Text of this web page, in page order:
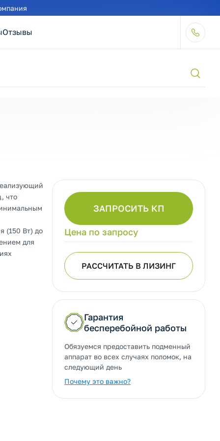
Отзывы
ЗАПРОСИТЬ КП
Цена по запросу
РАССЧИТАТЬ В ЛИЗИНГ
Гарантия
бесперебойной работы
Обязуемся предоставить подменный
аппарат во всех случаях поломок, на
следующий день
Почему это важно?
что
(150 Вт) до
для